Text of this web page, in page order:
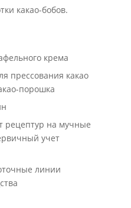
какао-бобов.
крема
прессования какао
порошка
рецептур на мучные
учет
линии